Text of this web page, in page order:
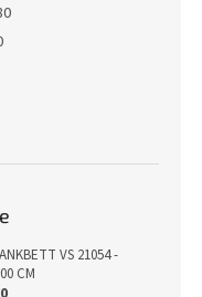
VS 21054 -
CM